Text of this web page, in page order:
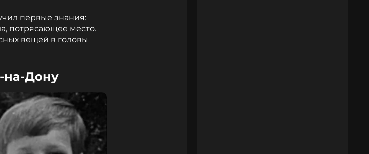
первые знания:
потрясающее место.
вещей в головы
на-Дону